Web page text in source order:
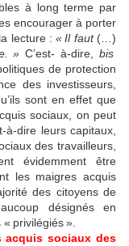
à long terme par
encourager à porter
lecture :« Il faut(…)
» C’est- à-dire, bis
de protection
des investisseurs,
sont en effet que
sociaux, on peut
à-dire leurs capitaux,
des travailleurs,
évidemment être
les maigres acquis
des citoyens de
désignés en
« privilégiés».
acquis sociaux des